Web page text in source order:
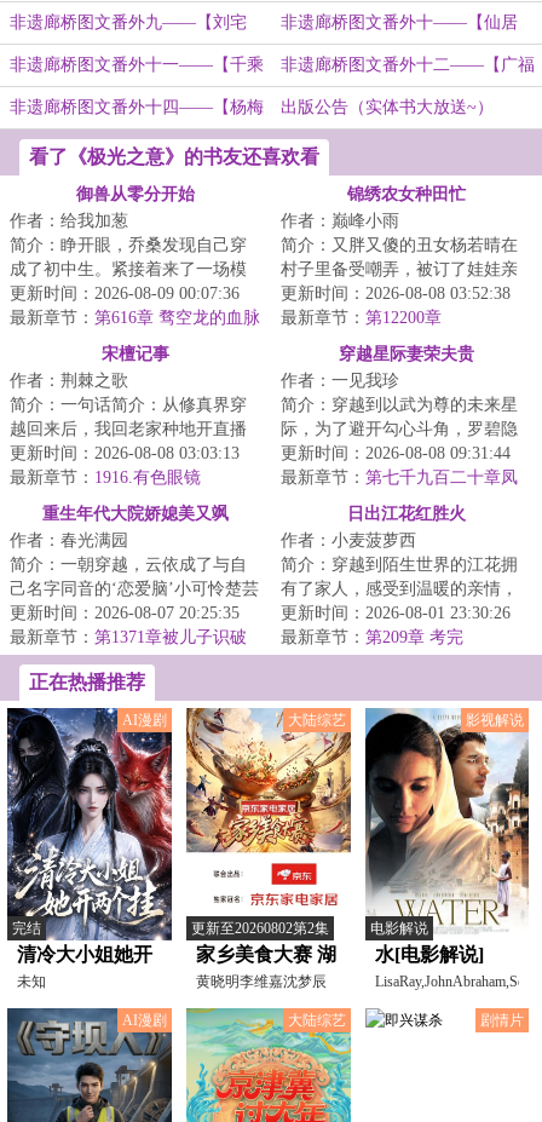
桥】 桥】
非遗廊桥图文番外九——【刘宅
桥】
非遗廊桥图文番外十——【仙居
桥】
非遗廊桥图文番外十一——【千乘
桥】
非遗廊桥图文番外十二——【广福
桥】
非遗廊桥图文番外十四——【杨梅
洲桥】
出版公告（实体书大放送~）
看了《极光之意》的书友还喜欢看
御兽从零分开始
作者：给我加葱
简介：睁开眼，乔桑发现自己穿
成了初中生。紧接着来了一场模
拟考。毕业她怕了吗？她怕
了……这考的都什么...
更新时间：2026-08-09 00:07:36
最新章节： 第616章 骛空龙的血脉
锦绣农女种田忙
作者：巅峰小雨
简介：又胖又傻的丑女杨若晴在
村子里备受嘲弄，被订了娃娃亲
的男人逼迫跳河。再次醒来，身
体里灵魂被顶级...
更新时间：2026-08-08 03:52:38
最新章节： 第12200章
宋檀记事
作者：荆棘之歌
简介：一句话简介：从修真界穿
越回来后，我回老家种地开直播
卖菜了！修成金丹渡劫失败的宋
檀回到现代，发...
更新时间：2026-08-08 03:03:13
最新章节： 1916.有色眼镜
穿越星际妻荣夫贵
作者：一见我珍
简介：穿越到以武为尊的未来星
际，为了避开勾心斗角，罗碧隐
瞒了自己觉醒异能的事。谁知有
人不长眼非要找...
更新时间：2026-08-08 09:31:44
最新章节： 第七千九百二十章凤
重生年代大院娇媳美又飒
作者：春光满园
简介：一朝穿越，云依成了与自
己名字同音的‘恋爱脑’小可怜楚芸
一。原主不仅被人算计了工作，
还被人哄骗...
更新时间：2026-08-07 20:25:35
最新章节： 第1371章被儿子识破
了
日出江花红胜火
作者：小麦菠萝西
简介：穿越到陌生世界的江花拥
有了家人，感受到温暖的亲情，
全家人一起努力过上了富裕幸福
快乐的日子。...
更新时间：2026-08-01 23:30:26
最新章节： 第209章 考完
正在热播推荐
AI漫剧
完结
清冷大小姐她开
两个挂
未知
大陆综艺
更新至20260802第2集
家乡美食大赛 湖
南站
黄晓明李维嘉沈梦辰
王霏霏孟佳金莎孙丞
潇李
影视解说
电影解说
水[电影解说]
AI漫剧 大陆综艺 剧情片